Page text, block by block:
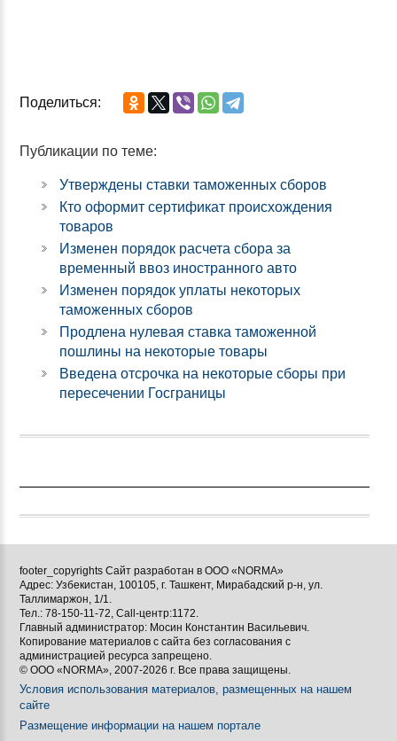
Поделиться:
Публикации по теме:
Утверждены ставки таможенных сборов
Кто оформит сертификат происхождения
товаров
Изменен порядок расчета сбора за
временный ввоз иностранного авто
Изменен порядок уплаты некоторых
таможенных сборов
Продлена нулевая ставка таможенной
пошлины на некоторые товары
Введена отсрочка на некоторые сборы при
пересечении Госграницы
footer_copyrights Сайт разработан в ООО «NORMA»
Адрес: Узбекистан, 100105, г. Ташкент, Мирабадский р-н, ул.
Таллимаржон, 1/1.
Тел.: 78-150-11-72, Call-центр:1172.
Главный администратор: Мосин Константин Васильевич.
Копирование материалов с сайта без согласования с
администрацией ресурса запрещено.
© ООО «NORMA», 2007-2026 г. Все права защищены.
Условия использования материалов, размещенных на нашем
сайте
Размещение информации на нашем портале